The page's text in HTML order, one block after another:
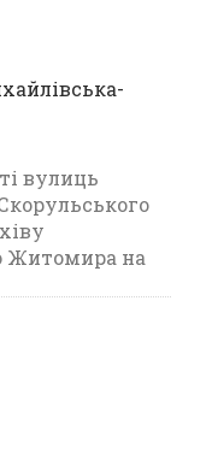
вулиць
Житомира на